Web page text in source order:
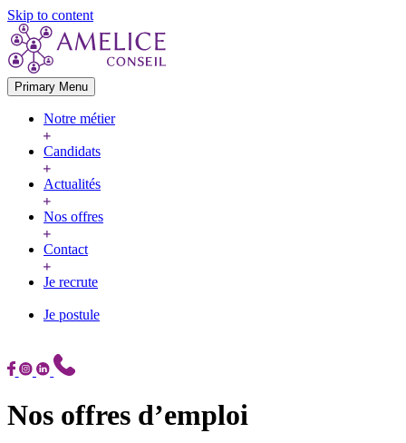
Skip to content
Primary Menu
Notre métier
Candidats
Actualités
Nos offres
Contact
Je recrute
Je postule
Nos offres d’emploi